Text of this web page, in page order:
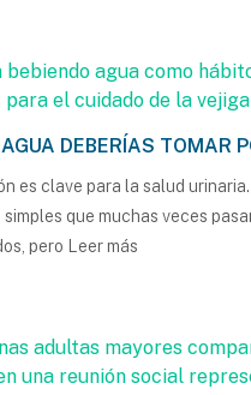
DEBERÍAS TOMAR
es clave para la salud
simples que muchas veces
pero Leer más